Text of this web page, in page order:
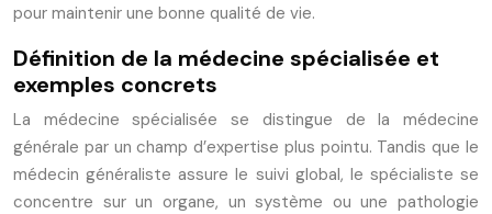
pour maintenir une bonne qualité de vie.
Définition de la médecine spécialisée et
exemples concrets
La médecine spécialisée se distingue de la médecine
générale par un champ d’expertise plus pointu. Tandis que le
médecin généraliste assure le suivi global, le spécialiste se
concentre sur un organe, un système ou une pathologie